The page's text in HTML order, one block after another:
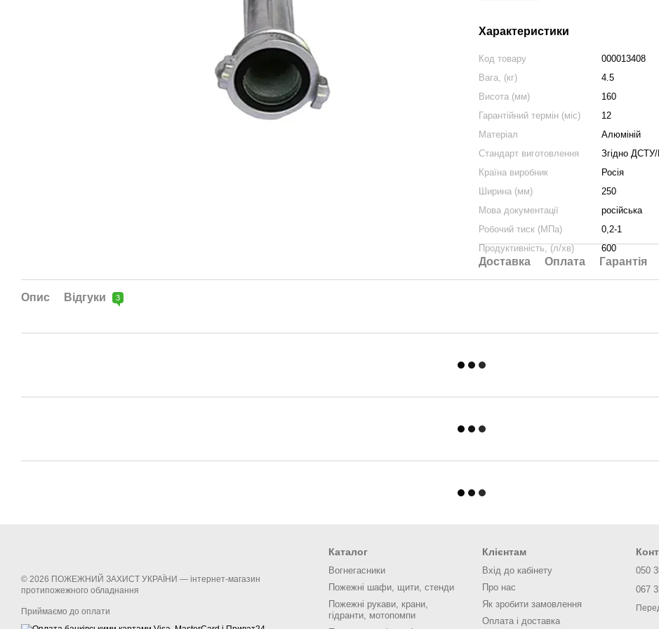
Характеристики
Код товару
000013408
Вага, (кг)
4.5
Висота (мм)
160
Гарантійний термін (міс)
12
Матеріал
Алюміній
Стандарт виготовлення
Згідно
Країна виробник
Росія
Ширина (мм)
250
Мова документації
російська
Робочий тиск (МПа)
0,2-1
Продуктивність, (л/хв)
600
Доставка Оплата Гарантія
Опис Відгуки 3
© 2026 ПОЖЕЖНИЙ ЗАХИСТ УКРАЇНИ — інтернет-магазин
протипожежного обладнання
Приймаємо до оплати
Каталог
Вогнегасники
Пожежні шафи, щити, стенди
Пожежні рукави, крани,
гідранти, мотопомпи
Клієнтам
Вхід до кабінету
Про нас
Як зробити замовлення
Оплата і доставка
050
067